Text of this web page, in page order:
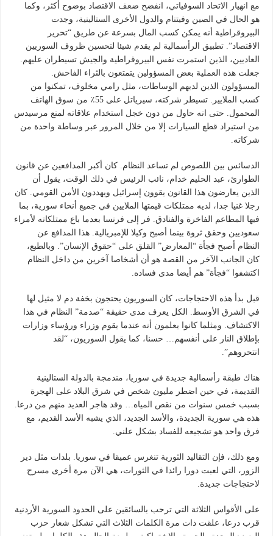
مع انهيار الاتحاد السوفياتي، انفضح ضعف الاقتصاد بوضوح أكثر، وكما
هو الحال في الصين وفيتنام والدول الأخرى الستالينية، وجدت
البيروقراطية أنه يمكن كسب المال بسرعة عن طريق “تحرير
الاقتصاد”. تطبيق الرأسمالية لم يقدم شيئا لتحسين ظروف السوريين
العاديين، الذين استمرت نفس البيروقراطية والجيش تسيطران عليهم.
جعلت هذه العملية بعض المسؤولين يتمتعون بالثراء الفاحش.
المسؤولون الذين لديهم الوساطات، مثل رامي مخلوف، تمكنوا من
كسب الملايير. تسيطر شركته، سيرياتل على 55٪ من سوق الهاتف
المحمول. حتى انه حاول من دون خجل استخدام علاقاته لمنع مرسيدس
من استيراد قطع السيارات إلا من خلال المرور عبر وساطة واحدة من
شركاته.
الدسائس بين اللصوص لم تساعد النظام. كان أكبر المدافعين عن قانون
الطوارئ، عبد الحليم خدام، نائب الرئيس في ذلك الوقت، يقول أن
الذين يعارضون هذا القانون يقوون إسرائيل ويهددون الأمن القومي. كان
رجلا غنيا جدا، لديه ممتلكات قيمتها الملايين في جميع أنحاء سورية، بما
فيها المطاعم الفاخرة والفنادق. فر إلى فرنسا بعدما باع ممتلكاته لأمراء
سعوديين وحقق ثروة بينما أصبح وكيلا للإمبريالية. هذا المدافع عن
النظام أصبح فجأة “المعارض” القلق على “حقوق الإنسان”. وبالطبع،
كان الجانب الآخر من القصة هو أن أشخاصا آخرين من داخل النظام
اكتشفوا “فجأة” هم أيضا مدى فساده.
قبل بدأ هذه الاحتجاجات، كان السوريون يحتجون بخفة دم لا مثيل لها
في الشرق الأوسط. الكل يعرف مدى حقيقة “صدمة” النظام في هذا
الاكتشاف. ومثلما كانوا يعلمون أنه عندما يقوم وزراء ورؤساء وزارات
بإطلاق النار على أنفسهم… حسنا، كما يقول السوريون، “لقد
انتحروهم”.
هناك طبقة رأسمالية جديدة في سوريا، مندمجة بالدولة الستالينية
القديمة، في حين اضطر مليون شخص في شرق البلاد على الهجرة
بسبب خمس سنوات من نقص المياه… وقد هاجر العديد منهم من درعا.
هذه هي سورية الجديدة، والأسد الجديد، الذي يشبه الأسد القديم، مع
فرق واحد هو تشجيعه للفساد بشكل علني.
ومع ذلك، فإن التقاليد الثورية تنغرس عميقا في سوريا. بلدات مثل دير
الزور، التي لعبت دورا رائدا في الثورات، هي الآن مرة أخرى مسرح
لاحتجاجات جديدة.
على الأقواس الثلاثة التي ترحب بالسائقين على الحدود السورية الأردنية
قرب درعا، علقت ذات مرة الكلمات الثلاث التي تشكل شعار حزب